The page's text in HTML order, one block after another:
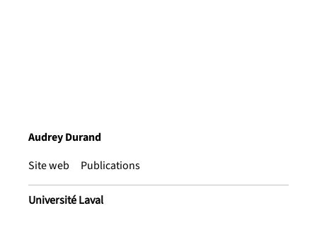
Audrey Durand
Site web
Publications
Université Laval